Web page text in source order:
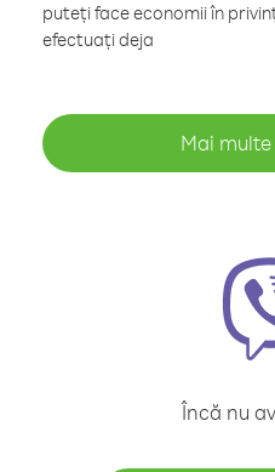
puteți face economii în
efectuați deja
Mai
Încă nu